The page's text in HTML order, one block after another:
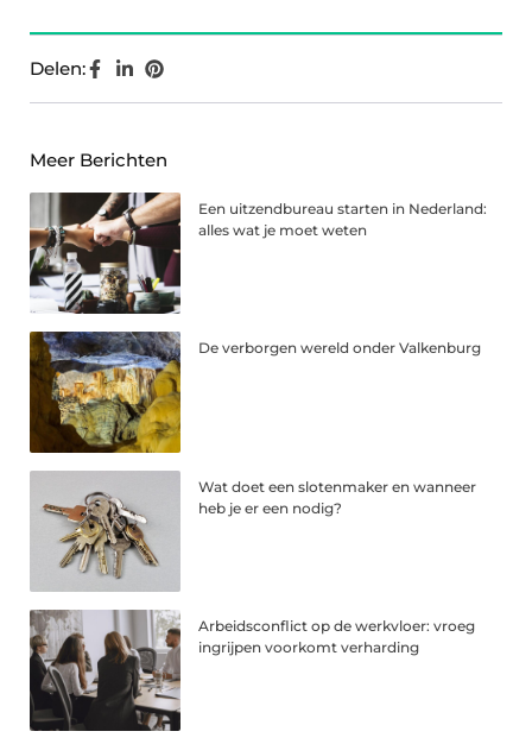
Delen:
Meer Berichten
Een uitzendbureau starten in Nederland:
alles wat je moet weten
De verborgen wereld onder Valkenburg
Wat doet een slotenmaker en wanneer
heb je er een nodig?
Arbeidsconflict op de werkvloer: vroeg
ingrijpen voorkomt verharding